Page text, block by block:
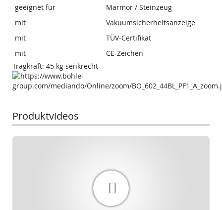
geeignet für
Marmor / Steinzeug
mit
Vakuumsicherheitsanzeige
mit
TÜV-Certifikat
mit
CE-Zeichen
Tragkraft: 45 kg senkrecht
Produktvideos